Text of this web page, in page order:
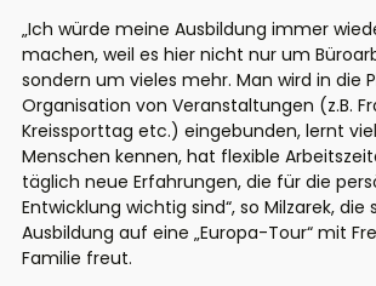
„Ich würde meine Ausbildung immer
machen, weil es hier nicht nur um
sondern um vieles mehr. Man wird in die
Organisation von Veranstaltungen (z.B.
Kreissporttag etc.) eingebunden, lernt
Menschen kennen, hat flexible
täglich neue Erfahrungen, die für die
Entwicklung wichtig sind“, so Milzarek,
Ausbildung auf eine „Europa-Tour“ mit
Familie freut.